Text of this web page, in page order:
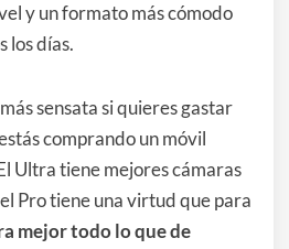
y un formato más cómodo
los días.
sensata si quieres gastar
comprando un móvil
Ultra tiene mejores cámaras
Pro tiene una virtud que para
mejor todo lo que de